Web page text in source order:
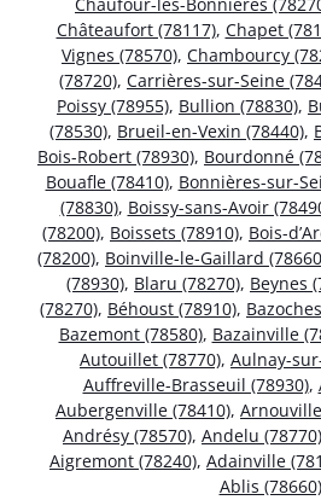
Chaufour-lès-Bonnières
Châteaufort (78117), Chapet
Vignes (78570), Chambourcy
(78720), Carrières-sur-Seine
Poissy (78955), Bullion (78830),
(78530), Brueil-en-Vexin (78440),
Bois-Robert (78930), Bourdonné
Bouafle (78410), Bonnières-sur-
(78830), Boissy-sans-Avoir
(78200), Boissets (78910), Bois-
(78200), Boinville-le-Gaillard
(78930), Blaru (78270), Beynes
(78270), Béhoust (78910),
Bazemont (78580), Bazainville
Autouillet (78770), Aulnay-
Auffreville-Brasseuil (78930),
Aubergenville (78410),
Andrésy (78570), Andelu (78770)
Aigremont (78240), Adainville
Ablis (78660)